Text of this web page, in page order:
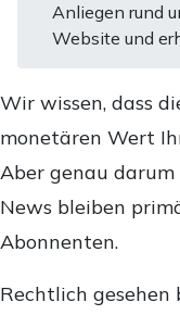
Anliegen rund
Website und
Wir wissen, dass
monetären Wert
Aber genau darum
News bleiben
Abonnenten.
Rechtlich gesehen